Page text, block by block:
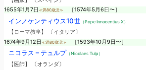
1655年1月7日 ≪満80歳没≫ ［1574年5月6日〜］
インノケンティウス10世（Pope Innocentius X）
【ローマ教皇】 〔イタリア〕
1674年9月12日 ≪満80歳没≫ ［1593年10月9日〜］
ニコラス＝テュルプ （Nicolaes Tulp）
【医師】 〔オランダ〕